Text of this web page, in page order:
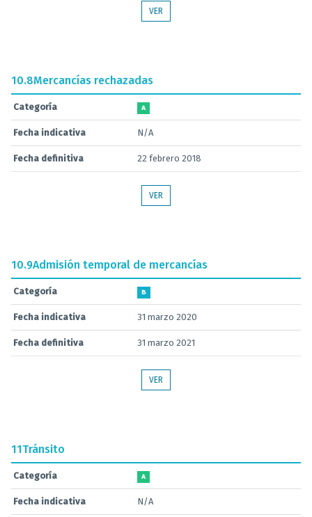
VER
10.8Mercancías rechazadas
Categoría A
Fecha indicativa N/A
Fecha definitiva 22 febrero 2018
VER
10.9Admisión temporal de mercancías
Categoría B
Fecha indicativa 31 marzo 2020
Fecha definitiva 31 marzo 2021
VER
11Tránsito
Categoría A
Fecha indicativa N/A